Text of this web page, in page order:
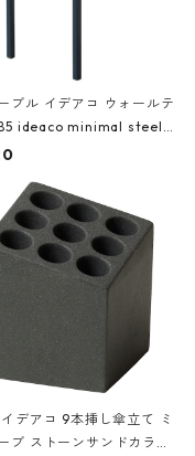
ブル イデアコ ウォールテ
ideaco minimal steel f
WALL Table B5 ネイビー
デアコ 9本挿し傘立て ミ
ブ ストーンサンドカラー